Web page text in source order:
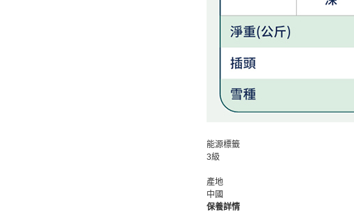
能源標籤
3級
產地
中國
保養詳情